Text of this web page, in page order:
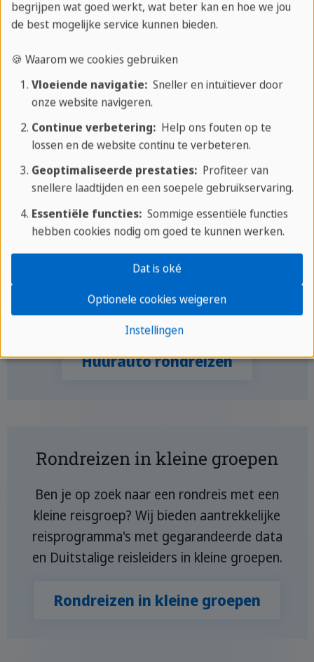
voor je: of je nu wilt wandelen, fietsen,
dansen, duiken of een mix van al deze - je
vindt hier wat je zoekt.
Actieve vakanties
Autoverhuur tours
Als je graag individueel reist, is een
huurauto misschien wel iets voor jou. Met
ons heb je de perfecte contactpersoon voor
het plannen van je reis. Ook tijdens je reis
staan we voor je klaar.
Huurauto rondreizen
Rondreizen in kleine groepen
Ben je op zoek naar een rondreis met een
kleine reisgroep? Wij bieden aantrekkelijke
reisprogramma's met gegarandeerde data
en Duitstalige reisleiders in kleine groepen.
Rondreizen in kleine groepen
begrijpen wat goed werkt, wat beter kan en hoe we jou
de best mogelijke service kunnen bieden.
🍪 Waarom we cookies gebruiken
Vloeiende navigatie:Sneller en intuïtiever door
onze website navigeren.
Continue verbetering:Help ons fouten op te
lossen en de website continu te verbeteren.
Geoptimaliseerde prestaties:Profiteer van
snellere laadtijden en een soepele gebruikservaring.
Essentiële functies:Sommige essentiële functies
hebben cookies nodig om goed te kunnen werken.
Instellingen
Optionele cookies weigeren
Dat is oké